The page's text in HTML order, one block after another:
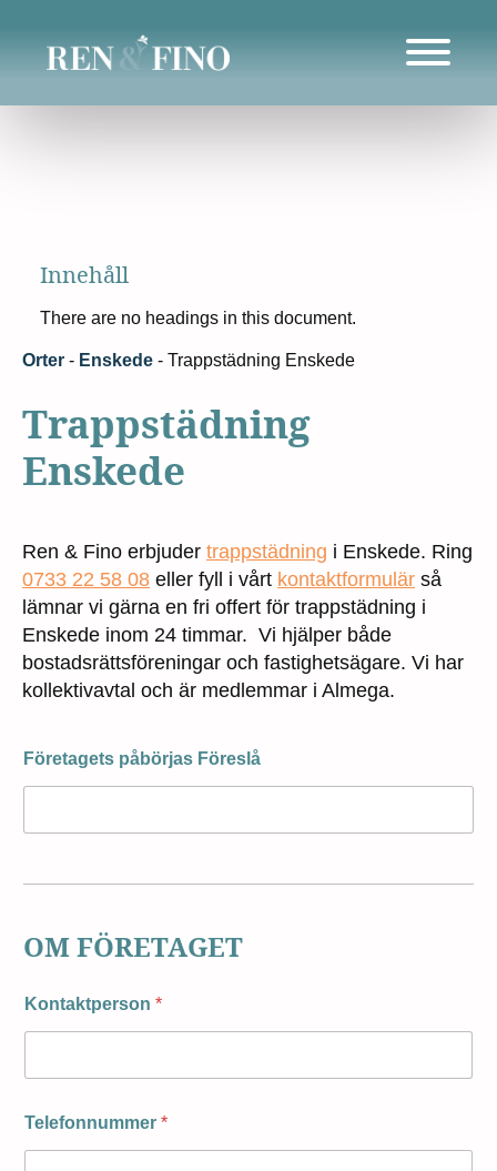
Innehåll
There are no headings in this document.
Orter - Enskede - Trappstädning Enskede
Trappstädning
Enskede
Ren & Fino erbjuder trappstädning i Enskede. Ring
0733 22 58 08 eller fyll i vårt kontaktformulär så
lämnar vi gärna en fri offert för trappstädning i
Enskede inom 24 timmar. Vi hjälper både
bostadsrättsföreningar och fastighetsägare. Vi har
kollektivavtal och är medlemmar i Almega.
Företagets påbörjas Föreslå
OM FÖRETAGET
Kontaktperson *
Telefonnummer *